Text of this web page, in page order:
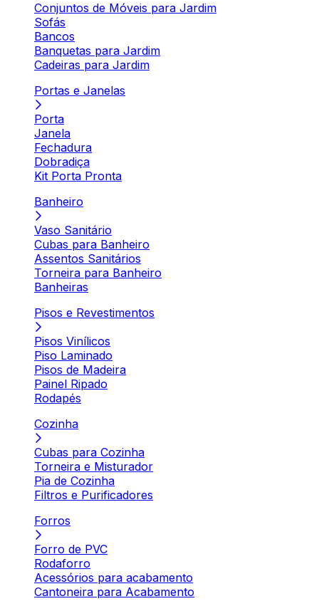
Conjuntos de Móveis para Jardim
Sofás
Bancos
Banquetas para Jardim
Cadeiras para Jardim
Portas e Janelas
Porta
Janela
Fechadura
Dobradiça
Kit Porta Pronta
Banheiro
Vaso Sanitário
Cubas para Banheiro
Assentos Sanitários
Torneira para Banheiro
Banheiras
Pisos e Revestimentos
Pisos Vinílicos
Piso Laminado
Pisos de Madeira
Painel Ripado
Rodapés
Cozinha
Cubas para Cozinha
Torneira e Misturador
Pia de Cozinha
Filtros e Purificadores
Forros
Forro de PVC
Rodaforro
Acessórios para acabamento
Cantoneira para Acabamento